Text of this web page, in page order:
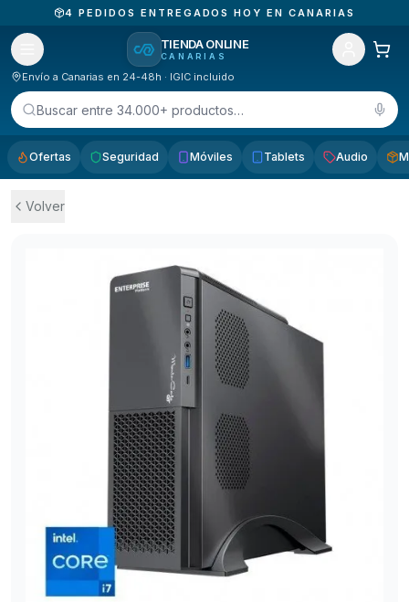
4 PEDIDOS ENTREGADOS HOY EN CANARIAS
TIENDA ONLINE
CANARIAS
Envío a Canarias en 24-48h · IGIC incluido
Buscar entre 34.000+ productos…
Ofertas Seguridad Móviles Tablets Audio
Volver